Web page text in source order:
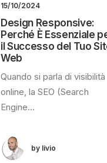
15/10/2024
Design Responsive:
Perché È Essenziale
il Successo del Tuo
Web
Quando si parla di visibilità
online, la SEO (Search
Engine…
by livio